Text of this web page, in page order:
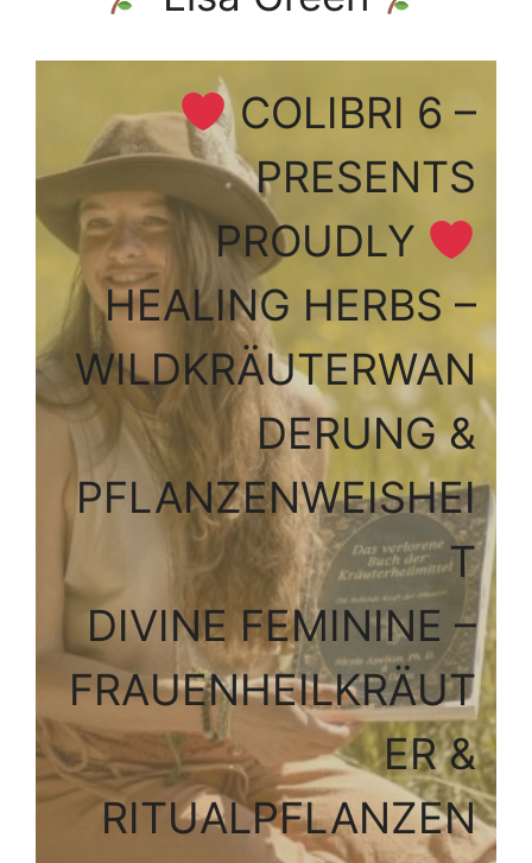
COLIBRI 6 –
PRESENTS
PROUDLY
HEALING HERBS –
WILDKRÄUTERWAN
DERUNG &
PFLANZENWEISHEI
T
DIVINE FEMININE –
FRAUENHEILKRÄUT
ER &
RITUALPFLANZEN